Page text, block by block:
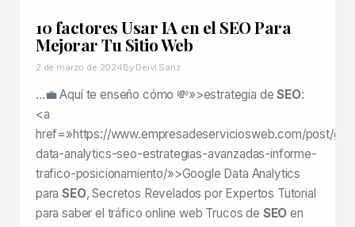
10 factores Usar IA en el SEO Para
Mejorar Tu Sitio Web
2 de marzo de 2024By Deivi Sanz
…💼 Aquí te enseño cómo 💸»>estrategia deSEO:
<a
href=»https://www.empresadeserviciosweb.com/post/
data-analytics-seo-estrategias-avanzadas-informe-
trafico-posicionamiento/»>Google Data Analytics
paraSEO, Secretos Revelados por Expertos Tutorial
para saber el tráfico online web Trucos de SEO en